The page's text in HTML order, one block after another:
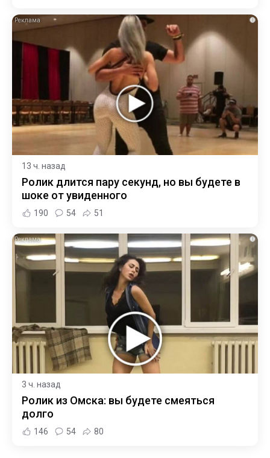
i
13 ч. назад
Ролик длится пару секунд, но вы будете в
шоке от увиденного
190 54 51
i
3 ч. назад
Ролик из Омска: вы будете смеяться
долго
146 54 80